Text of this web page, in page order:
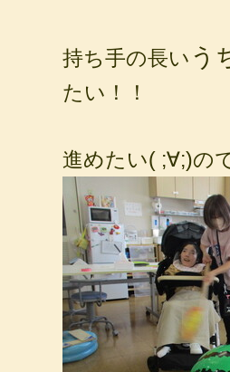
持ち手の長い う
たい！！
進めたい( ;∀;)の